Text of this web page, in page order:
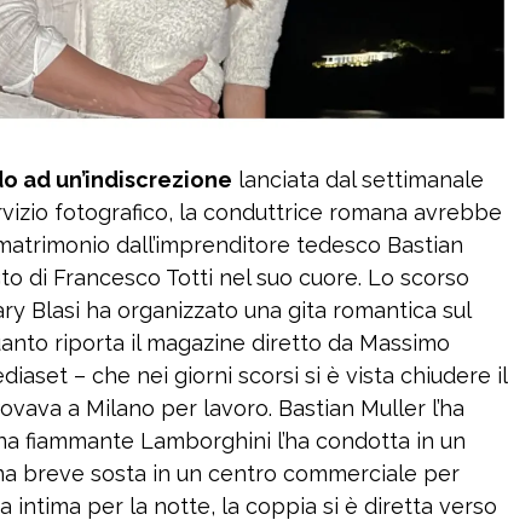
ad un’indiscrezione lanciata dal settimanale
fotografico, la conduttrice romana avrebbe
dall’imprenditore tedesco Bastian
di Francesco Totti nel suo cuore. Lo scorso
Blasi ha organizzato una gita romantica sul
riporta il magazine diretto da Massimo
– che nei giorni scorsi si è vista chiudere il
a Milano per lavoro. Bastian Muller l’ha
fiammante Lamborghini l’ha condotta in un
breve sosta in un centro commerciale per
intima per la notte, la coppia si è diretta verso